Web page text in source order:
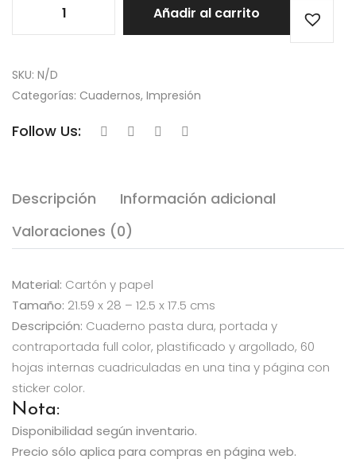
Dimagin
Añadir al carrito
SKU: N/D
Categorías: Cuadernos, Impresión
Follow Us:
Descripción
Información adicional
Valoraciones (0)
Material: Cartón y papel
Tamaño: 21.59 x 28 – 12.5 x 17.5 cms
Descripción: Cuaderno pasta dura, portada y
contraportada full color, plastificado y argollado, 60
hojas internas cuadriculadas en una tina y página con
sticker color.
Nota:
Disponibilidad según inventario.
Precio sólo aplica para compras en página web.